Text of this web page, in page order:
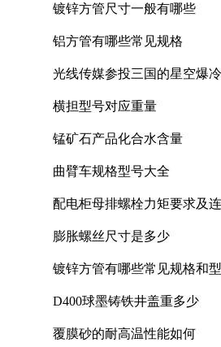
镀锌方管尺寸一般有哪些
铝方管有哪些常见规格
光线传媒参投三国的星空爆冷
横担型号对应重量
锰矿石产品化合水含量
曲臂车规格型号大全
配电柜母排螺栓力矩要求及
膨胀螺丝尺寸是多少
镀锌方管有哪些常见规格和
D400球墨铸铁井盖重多少
覆膜砂的耐高温性能如何